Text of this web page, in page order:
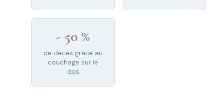
- 50 %
de décès grâce au
couchage sur le
dos